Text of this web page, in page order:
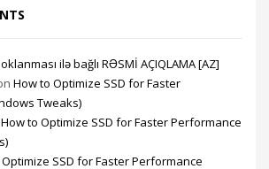
ilə bağlı RƏSMİ AÇIQLAMA [AZ]
How to Optimize SSD for Faster
Tweaks)
How to Optimize SSD for Faster Performance
SSD for Faster Performance